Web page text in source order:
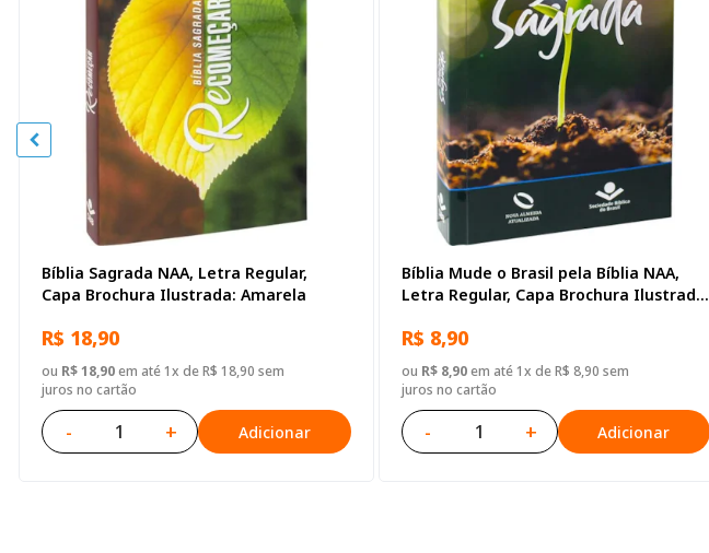
Bíblia Sagrada NAA, Letra Regular,
Capa Brochura Ilustrada: Amarela
R$ 18,90
ou R$ 18,90em até 1x de R$ 18,90 sem
juros no cartão
- + Adicionar
Bíblia Mude o Brasil pela Bíblia NAA,
Letra Regular, Capa Brochura Ilustrada:
R$ 8,90
ou R$ 8,90em até 1x de R$ 8,90 sem
juros no cartão
- + Adicionar